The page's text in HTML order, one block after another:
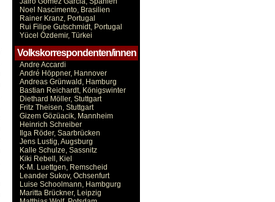
Noel Nascimento, Brasilien
Rainer Kranz, Portugal
Rui Filipe Gutschmidt, Portugal
Yücel Özdemir, Türkei
Volkskorrespondenten/innen
Andre Accardi
André Höppner, Hannover
Andreas Grünwald, Hamburg
Bastian Reichardt, Königswinter
Diethard Möller, Stuttgart
Fritz Theisen, Stuttgart
Gizem Gözüacik, Mannheim
Heinrich Schreiber
Ilga Röder, Saarbrücken
Jens Lustig, Augsburg
Kalle Schulze, Sassnitz
Kiki Rebell, Kiel
K-M. Luettgen, Remscheid
Leander Sukov, Ochsenfurt
Luise Schoolmann, Hambgurg
Maritta Brückner, Leipzig